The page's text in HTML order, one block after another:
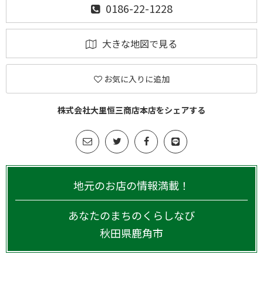
0186-22-1228
大きな地図で見る
お気に入りに追加
株式会社大里恒三商店本店をシェアする
地元のお店の情報満載！
あなたのまちのくらしなび
秋田県鹿角市